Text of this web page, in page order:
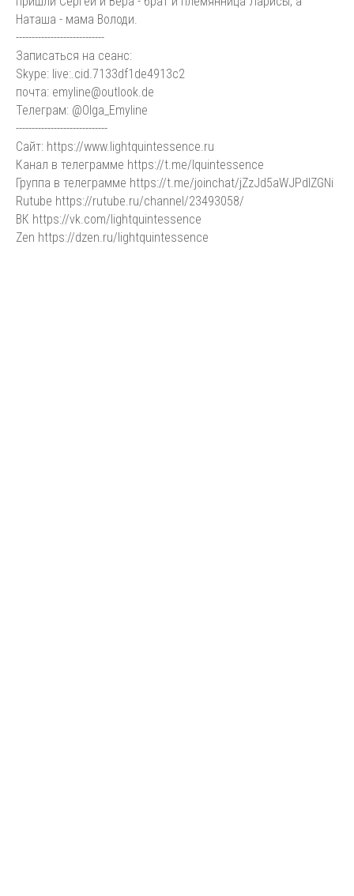
Наташа - мама Володи.
----------------------------
Записаться на сеанс:
Skype: live:.cid.7133df1de4913c2
почта: emyline@outlook.de
Телеграм: @Olga_Emyline
-----------------------------
Сайт: https://www.lightquintessence.ru
Канал в телеграмме https://t.me/lquintessence
Группа в телеграмме https://t.me/joinchat/jZzJd5aWJPdlZGNi
Rutube https://rutube.ru/channel/23493058/
ВК https://vk.com/lightquintessence
Zen https://dzen.ru/lightquintessence